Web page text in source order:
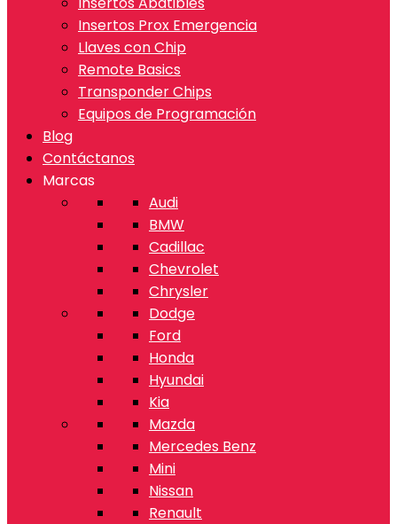
Insertos Prox Emergencia
Llaves con Chip
Remote Basics
Transponder Chips
Equipos de Programación
Blog
Contáctanos
Marcas
Audi
BMW
Cadillac
Chevrolet
Chrysler
Dodge
Ford
Honda
Hyundai
Kia
Mazda
Mercedes Benz
Mini
Nissan
Renault